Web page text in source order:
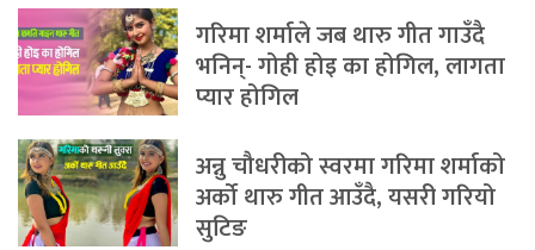
गरिमा शर्माले जब थारु गीत गाउँदै
भनिन्- गोही होइ का होगिल, लागता
प्यार होगिल
अन्नु चौधरीको स्वरमा गरिमा शर्माको
अर्को थारु गीत आउँदै, यसरी गरियो
सुटिङ